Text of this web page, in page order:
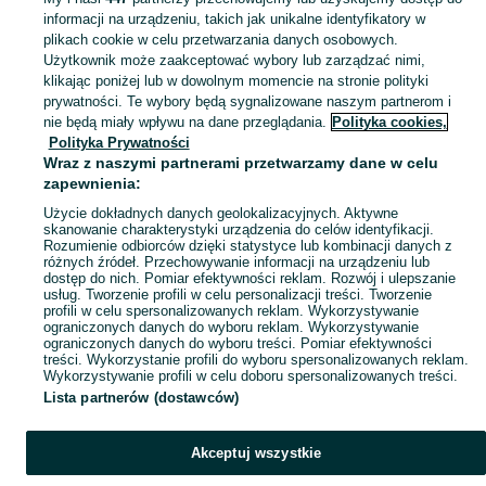
KATEGORIA
Skorzystaj z największego serwisu ogłoszeniowego - Siniarzewo i okolice! Kupuj to, czego pragniesz i sprzedawaj to, czego już nie potrzebujesz! Zobacz
Mapa kategorii
Mapa miejscowości
Mapa ministron
Popularne wyszukiwania
informacji na urządzeniu, takich jak unikalne identyfikatory w
plikach cookie w celu przetwarzania danych osobowych.
Użytkownik może zaakceptować wybory lub zarządzać nimi,
klikając poniżej lub w dowolnym momencie na stronie polityki
prywatności. Te wybory będą sygnalizowane naszym partnerom i
nie będą miały wpływu na dane przeglądania. Polityka cookies,
Polityka Prywatności
Wraz z naszymi partnerami przetwarzamy dane w celu
zapewnienia:
Użycie dokładnych danych geolokalizacyjnych. Aktywne
skanowanie charakterystyki urządzenia do celów identyfikacji.
Rozumienie odbiorców dzięki statystyce lub kombinacji danych z
różnych źródeł. Przechowywanie informacji na urządzeniu lub
dostęp do nich. Pomiar efektywności reklam. Rozwój i ulepszanie
usług. Tworzenie profili w celu personalizacji treści. Tworzenie
profili w celu spersonalizowanych reklam. Wykorzystywanie
ograniczonych danych do wyboru reklam. Wykorzystywanie
ograniczonych danych do wyboru treści. Pomiar efektywności
treści. Wykorzystanie profili do wyboru spersonalizowanych reklam.
Wykorzystywanie profili w celu doboru spersonalizowanych treści.
Lista partnerów (dostawców)
Akceptuj wszystkie